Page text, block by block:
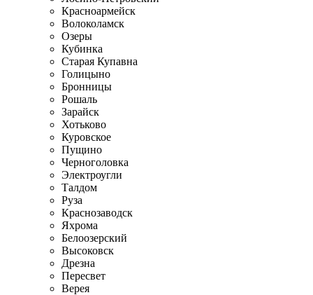
Красноармейск
Волоколамск
Озеры
Кубинка
Старая Купавна
Голицыно
Бронницы
Рошаль
Зарайск
Хотьково
Куровское
Пущино
Черноголовка
Электроугли
Талдом
Руза
Краснозаводск
Яхрома
Белоозерский
Высоковск
Дрезна
Пересвет
Верея